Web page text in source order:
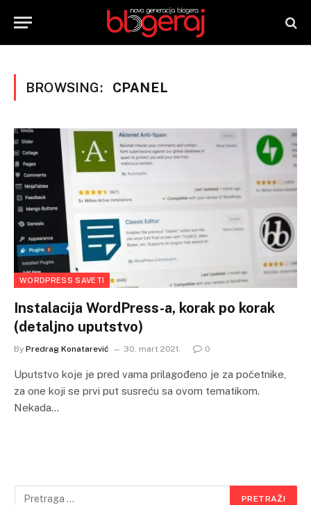
BROWSING: CPANEL
WORDPRESS SAVETI
Instalacija WordPress-a, korak po korak
(detaljno uputstvo)
By Predrag Konatarević 30. mart 2021. 0
Uputstvo koje je pred vama prilagođeno je za početnike,
za one koji se prvi put susreću sa ovom tematikom.
Nekada…